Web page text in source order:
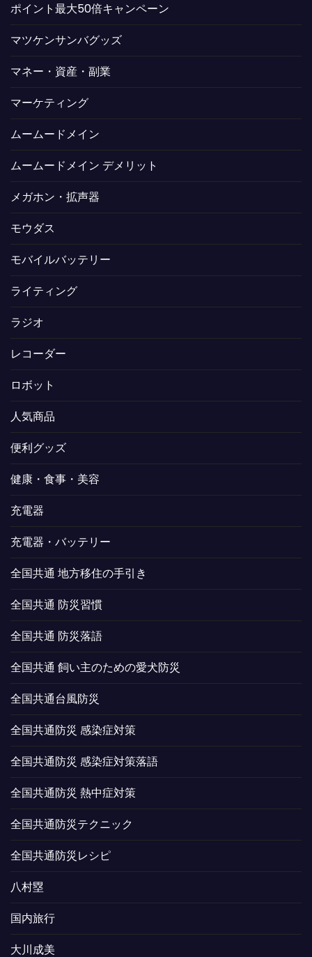
ポイント最大50倍キャンペーン
マツケンサンバグッズ
マネー・資産・副業
マーケティング
ムームードメイン
ムームードメイン デメリット
メガホン・拡声器
モウダス
モバイルバッテリー
ライティング
ラジオ
レコーダー
ロボット
人気商品
便利グッズ
健康・食事・美容
充電器
充電器・バッテリー
全国共通 地方移住の手引き
全国共通 防災習慣
全国共通 防災落語
全国共通 飼い主のための愛犬防災
全国共通台風防災
全国共通防災 感染症対策
全国共通防災 感染症対策落語
全国共通防災 熱中症対策
全国共通防災テクニック
全国共通防災レシピ
八村塁
国内旅行
大川成美